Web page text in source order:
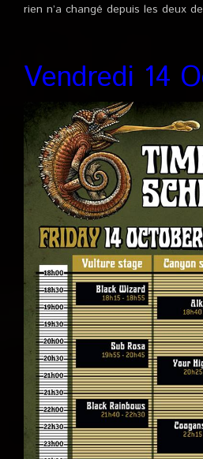
rien n’a changé depuis les deux
Vendredi 14